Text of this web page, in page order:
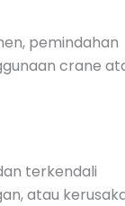
pemindahan
crane
terkendali
atau